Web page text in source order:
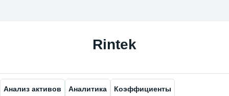
Анализ активов Аналитика Коэффициенты